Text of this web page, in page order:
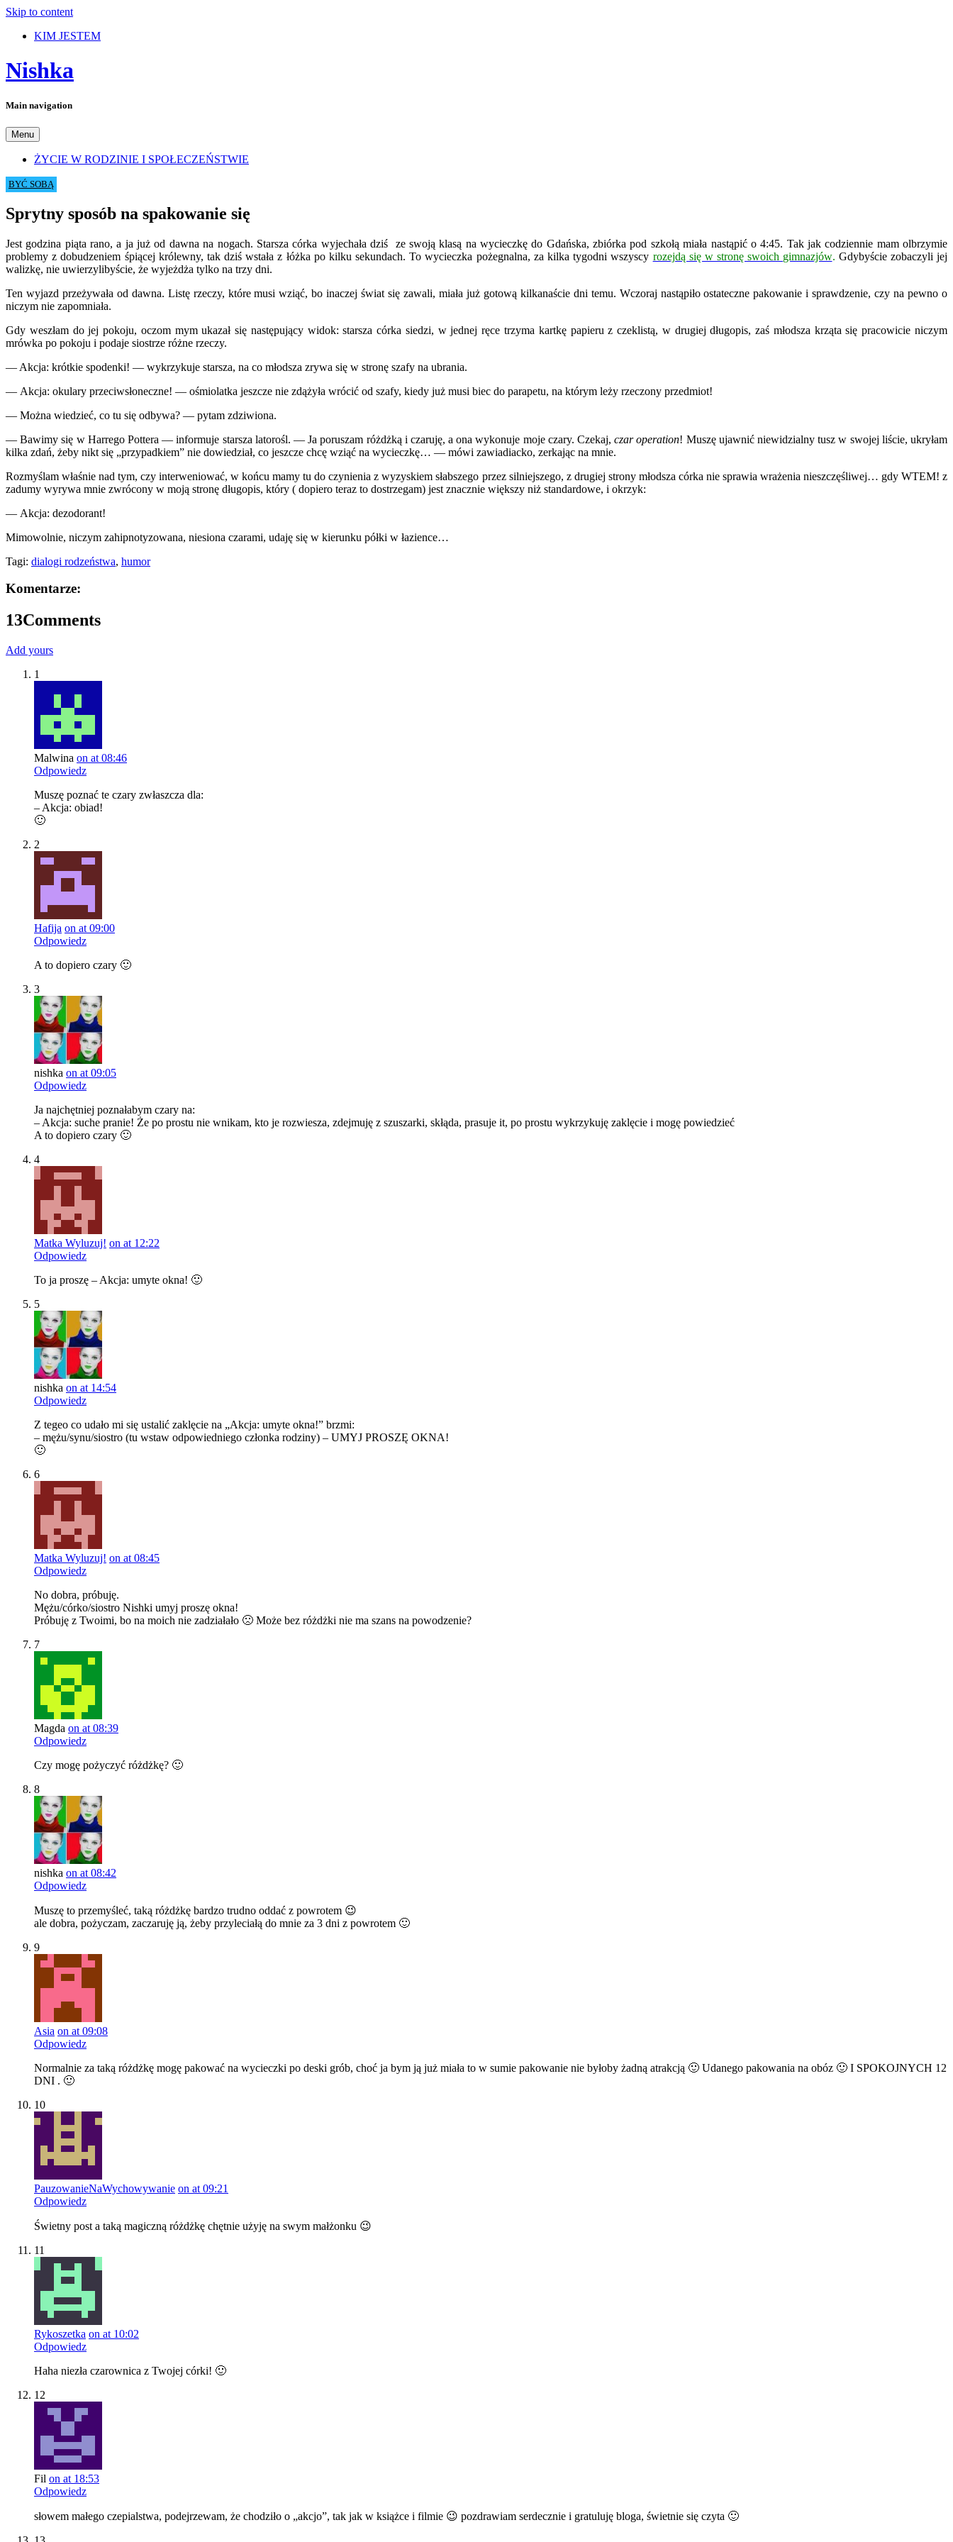
Skip to content
KIM JESTEM
Nishka
Main navigation
Menu
ŻYCIE W RODZINIE I SPOŁECZEŃSTWIE
BYĆ SOBĄ
Sprytny sposób na spakowanie się
Jest godzina piąta rano, a ja już od dawna na nogach. Starsza córka wyjechała dziś ze swoją klasą na wycieczkę do Gdańska, zbiórka pod szkołą miała nastąpić o 4:45. Tak jak codziennie mam olbrzymie
problemy z dobudzeniem śpiącej królewny, tak dziś wstała z łóżka po kilku sekundach. To wycieczka pożegnalna, za kilka tygodni wszyscy rozejdą się w stronę swoich gimnazjów. Gdybyście zobaczyli jej
walizkę, nie uwierzylibyście, że wyjeżdża tylko na trzy dni.
Ten wyjazd przeżywała od dawna. Listę rzeczy, które musi wziąć, bo inaczej świat się zawali, miała już gotową kilkanaście dni temu. Wczoraj nastąpiło ostateczne pakowanie i sprawdzenie, czy na pewno o
niczym nie zapomniała.
Gdy weszłam do jej pokoju, oczom mym ukazał się następujący widok: starsza córka siedzi, w jednej ręce trzyma kartkę papieru z czeklistą, w drugiej długopis, zaś młodsza krząta się pracowicie niczym
mrówka po pokoju i podaje siostrze różne rzeczy.
— Akcja: krótkie spodenki! — wykrzykuje starsza, na co młodsza zrywa się w stronę szafy na ubrania.
— Akcja: okulary przeciwsłoneczne! — ośmiolatka jeszcze nie zdążyła wrócić od szafy, kiedy już musi biec do parapetu, na którym leży rzeczony przedmiot!
— Można wiedzieć, co tu się odbywa? — pytam zdziwiona.
— Bawimy się w Harrego Pottera — informuje starsza latorośl. — Ja poruszam różdżką i czaruję, a ona wykonuje moje czary. Czekaj,czar operation! Muszę ujawnić niewidzialny tusz w swojej liście, ukryłam
kilka zdań, żeby nikt się „przypadkiem” nie dowiedział, co jeszcze chcę wziąć na wycieczkę… — mówi zawiadiacko, zerkając na mnie.
Rozmyślam właśnie nad tym, czy interweniować, w końcu mamy tu do czynienia z wyzyskiem słabszego przez silniejszego, z drugiej strony młodsza córka nie sprawia wrażenia nieszczęśliwej… gdy WTEM! z
zadumy wyrywa mnie zwrócony w moją stronę długopis, który ( dopiero teraz to dostrzegam) jest znacznie większy niż standardowe, i okrzyk:
— Akcja: dezodorant!
Mimowolnie, niczym zahipnotyzowana, niesiona czarami, udaję się w kierunku półki w łazience…
Tagi: dialogi rodzeństwa, humor
Komentarze:
13Comments
Add yours
1
Malwina on at 08:46
Odpowiedz
Muszę poznać te czary zwłaszcza dla:
– Akcja: obiad!
🙂
2
Hafija on at 09:00
Odpowiedz
A to dopiero czary 🙂
3
nishka on at 09:05
Odpowiedz
Ja najchętniej poznałabym czary na:
– Akcja: suche pranie! Że po prostu nie wnikam, kto je rozwiesza, zdejmuję z szuszarki, skłąda, prasuje it, po prostu wykrzykuję zaklęcie i mogę powiedzieć
A to dopiero czary 🙂
4
Matka Wyluzuj! on at 12:22
Odpowiedz
To ja proszę – Akcja: umyte okna! 🙂
5
nishka on at 14:54
Odpowiedz
Z tegeo co udało mi się ustalić zaklęcie na „Akcja: umyte okna!” brzmi:
– mężu/synu/siostro (tu wstaw odpowiedniego członka rodziny) – UMYJ PROSZĘ OKNA!
🙂
6
Matka Wyluzuj! on at 08:45
Odpowiedz
No dobra, próbuję.
Mężu/córko/siostro Nishki umyj proszę okna!
Próbuję z Twoimi, bo na moich nie zadziałało 🙁 Może bez różdżki nie ma szans na powodzenie?
7
Magda on at 08:39
Odpowiedz
Czy mogę pożyczyć różdżkę? 🙂
8
nishka on at 08:42
Odpowiedz
Muszę to przemyśleć, taką różdżkę bardzo trudno oddać z powrotem 😉
ale dobra, pożyczam, zaczaruję ją, żeby przyleciałą do mnie za 3 dni z powrotem 🙂
9
Asia on at 09:08
Odpowiedz
Normalnie za taką różdżkę mogę pakować na wycieczki po deski grób, choć ja bym ją już miała to w sumie pakowanie nie byłoby żadną atrakcją 🙂 Udanego pakowania na obóz 🙂 I SPOKOJNYCH 12
DNI . 🙂
10
PauzowanieNaWychowywanie on at 09:21
Odpowiedz
Świetny post a taką magiczną różdżkę chętnie użyję na swym małżonku 😉
11
Rykoszetka on at 10:02
Odpowiedz
Haha niezła czarownica z Twojej córki! 🙂
12
Fil on at 18:53
Odpowiedz
słowem małego czepialstwa, podejrzewam, że chodziło o „akcjo”, tak jak w książce i filmie 😉 pozdrawiam serdecznie i gratuluję bloga, świetnie się czyta 🙂